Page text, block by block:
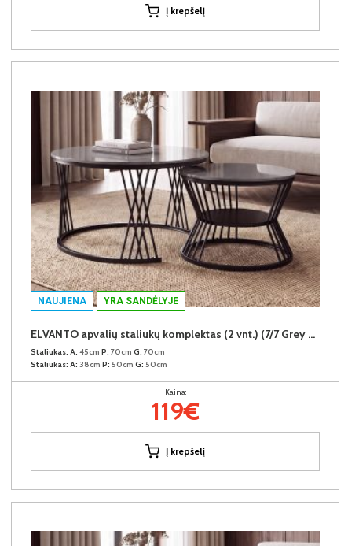
Į krepšelį
NAUJIENA YRA SANDĖLYJE
ELVANTO apvalių staliukų komplektas (2 vnt.) (7/7 Grey Gloss)
Staliukas: A: 45cm P: 70cm G: 70cm
Staliukas: A: 38cm P: 50cm G: 50cm
Kaina:
119€
Į krepšelį